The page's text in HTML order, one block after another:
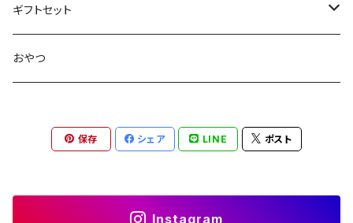
ほうじ茶
フレーバーティー
▶︎ティーバッグ10個入
ティーバッグ1個入
ティーバッグ10個入り
100g
水出し煎茶
フルーティー
コクがある
島根のお茶
鳥取のお茶
九州のお茶
八女茶
屋久島煎茶
近畿・東海のお茶
本山
フィルタインボトル
急須
ギフトセット
煎茶ギフト
抹茶ギフト
煎茶と干し柿ギフト
おやつ
保存 シェア LINE ポスト
Instagram